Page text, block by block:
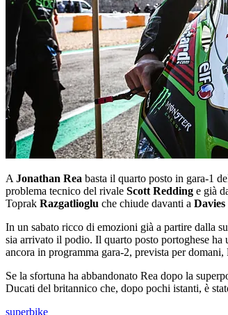
A Jonathan Rea basta il quarto posto in gara-1
problema tecnico del rivale Scott Redding e già
Toprak Razgatlioglu che chiude davanti a Davies
In un sabato ricco di emozioni già a partire dalla
sia arrivato il podio. Il quarto posto portoghese ha
ancora in programma gara-2, prevista per
Se la sfortuna ha abbandonato Rea dopo la
Ducati del britannico che, dopo pochi istanti, è
superbike